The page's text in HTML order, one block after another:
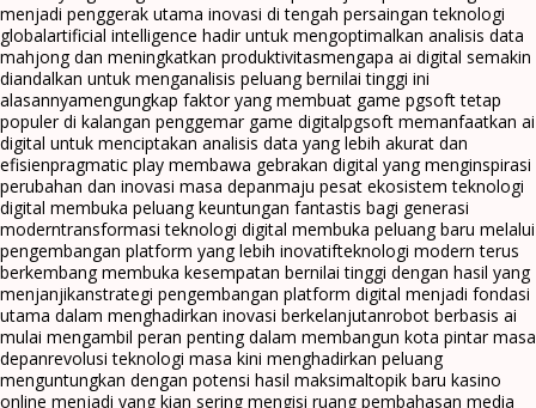
menjadi penggerak utama inovasi di tengah persaingan teknologi
globalartificial intelligence hadir untuk mengoptimalkan analisis data
mahjong dan meningkatkan produktivitasmengapa ai digital semakin
diandalkan untuk menganalisis peluang bernilai tinggi ini
alasannyamengungkap faktor yang membuat game pgsoft tetap
populer di kalangan penggemar game digitalpgsoft memanfaatkan ai
digital untuk menciptakan analisis data yang lebih akurat dan
efisienpragmatic play membawa gebrakan digital yang menginspirasi
perubahan dan inovasi masa depanmaju pesat ekosistem teknologi
digital membuka peluang keuntungan fantastis bagi generasi
moderntransformasi teknologi digital membuka peluang baru melalui
pengembangan platform yang lebih inovatifteknologi modern terus
berkembang membuka kesempatan bernilai tinggi dengan hasil yang
menjanjikanstrategi pengembangan platform digital menjadi fondasi
utama dalam menghadirkan inovasi berkelanjutanrobot berbasis ai
mulai mengambil peran penting dalam membangun kota pintar masa
depanrevolusi teknologi masa kini menghadirkan peluang
menguntungkan dengan potensi hasil maksimaltopik baru kasino
online menjadi yang kian sering mengisi ruang pembahasan media